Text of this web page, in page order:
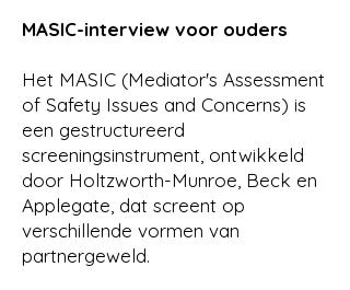
Vanessa Maes en Eva Verween,
Geen voorkennis vereist
(Basistraining is een meerwaarde
maar niet verplicht)
Bekijk alle details en meld je aan
MASIC-interview voor ouders
Het MASIC (Mediator's Assessment
of Safety Issues and Concerns) is
een gestructureerd
screeningsinstrument, ontwikkeld
door Holtzworth-Munroe, Beck en
Applegate, dat screent op
verschillende vormen van
partnergeweld.